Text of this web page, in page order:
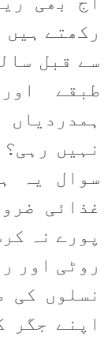
رکھتے
سے قبل
طبقے
نہیں
سوال یہ
غذائی
پورے نہ
روٹی اور
نسلوں کی
اپنے جگر